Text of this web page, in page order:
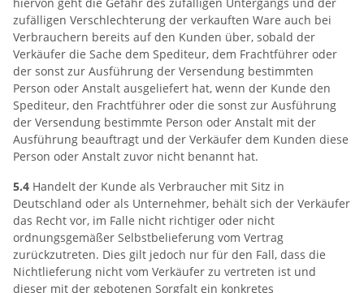
zufälligen Verschlechterung der verkauften Ware auch bei
Verbrauchern bereits auf den Kunden über, sobald der
Verkäufer die Sache dem Spediteur, dem Frachtführer oder
der sonst zur Ausführung der Versendung bestimmten
Person oder Anstalt ausgeliefert hat, wenn der Kunde den
Spediteur, den Frachtführer oder die sonst zur Ausführung
der Versendung bestimmte Person oder Anstalt mit der
Ausführung beauftragt und der Verkäufer dem Kunden diese
Person oder Anstalt zuvor nicht benannt hat.
5.4 Handelt der Kunde als Verbraucher mit Sitz in
Deutschland oder als Unternehmer, behält sich der Verkäufer
das Recht vor, im Falle nicht richtiger oder nicht
ordnungsgemäßer Selbstbelieferung vom Vertrag
zurückzutreten. Dies gilt jedoch nur für den Fall, dass die
Nichtlieferung nicht vom Verkäufer zu vertreten ist und
dieser mit der gebotenen Sorgfalt ein konkretes